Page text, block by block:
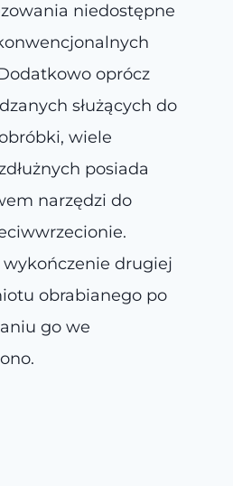
niedostępne
oprócz
służących do
wiele
posiada
narzędzi do
wykończenie drugiej
obrabianego po
go we